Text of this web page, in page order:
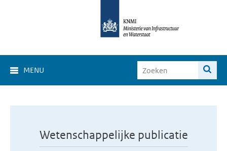
MENU
Wetenschappelijke publicatie